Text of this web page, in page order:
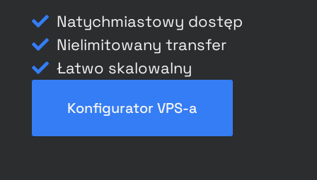
Natychmiastowy dostęp
Nielimitowany transfer
Łatwo skalowalny
Konfigurator VPS-a